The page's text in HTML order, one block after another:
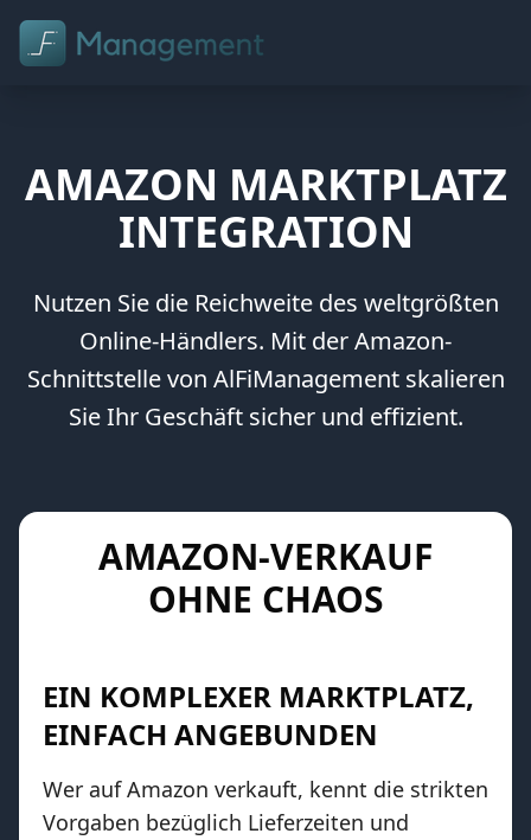
PARTNER
HARDWARE
PREISE
AMAZON MARKTPLATZ
INTEGRATION
Nutzen Sie die Reichweite des weltgrößten
Online-Händlers. Mit der Amazon-
Schnittstelle von AlFiManagement skalieren
Sie Ihr Geschäft sicher und effizient.
AMAZON-VERKAUF
OHNE CHAOS
EIN KOMPLEXER MARKTPLATZ,
EINFACH ANGEBUNDEN
Wer auf Amazon verkauft, kennt die strikten
Vorgaben bezüglich Lieferzeiten und